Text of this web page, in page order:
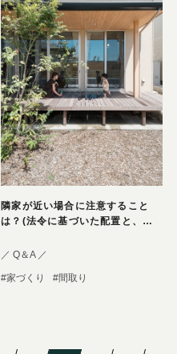
隣家が近い場合に注意すること
は？(法令に基づいた配置と、住
／ Q＆A ／
#家づくり #間取り